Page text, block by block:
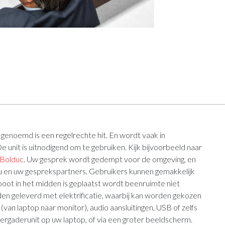
is een regelrechte hit. En wordt vaak in
is uitnodigend om te gebruiken. Kijk bijvoorbeeld naar
Bolduc . Uw gesprek wordt gedempt voor de omgeving, en
uw gesprekspartners. Gebruikers kunnen gemakkelijk
in het midden is geplaatst wordt beenruimte niet
geleverd met elektrificatie, waarbij kan worden gekozen
laptop naar monitor), audio aansluitingen, USB of zelfs
op uw laptop, of via een groter beeldscherm.